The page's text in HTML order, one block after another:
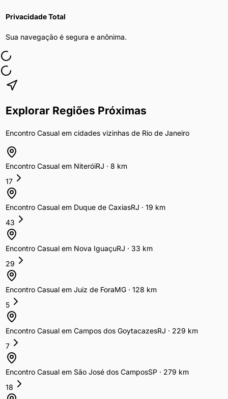
Privacidade Total
Sua navegação é segura e anônima.
Explorar Regiões Próximas
Encontro Casualem cidades vizinhas de Rio de Janeiro
Encontro Casualem NiteróiRJ · 8 km
17
Encontro Casualem Duque de CaxiasRJ · 19 km
43
Encontro Casualem Nova IguaçuRJ · 33 km
29
Encontro Casualem Juiz de ForaMG· 128 km
5
Encontro Casualem Campos dos GoytacazesRJ · 229 km
7
Encontro Casualem São José dos CamposSP· 279 km
18